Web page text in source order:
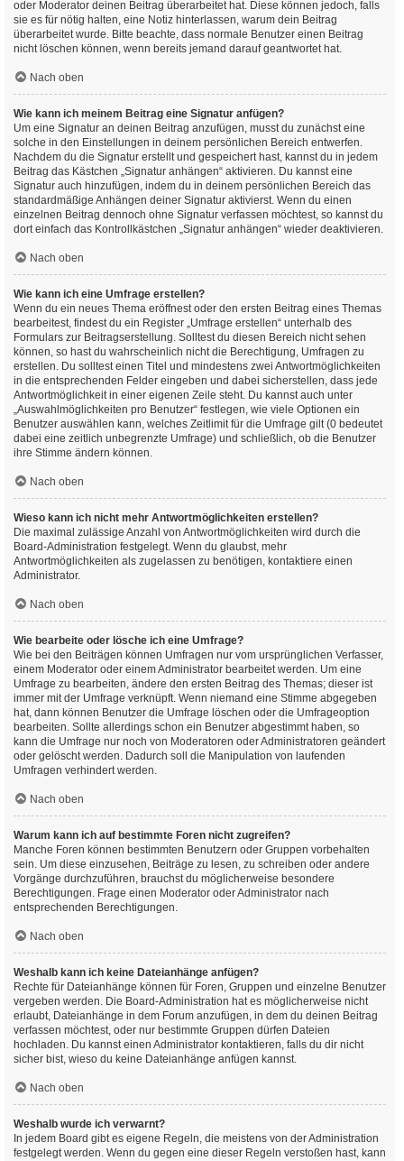
oder Moderator deinen Beitrag überarbeitet hat. Diese können jedoch, falls
sie es für nötig halten, eine Notiz hinterlassen, warum dein Beitrag
überarbeitet wurde. Bitte beachte, dass normale Benutzer einen Beitrag
nicht löschen können, wenn bereits jemand darauf geantwortet hat.
Nach oben
Wie kann ich meinem Beitrag eine Signatur anfügen?
Um eine Signatur an deinen Beitrag anzufügen, musst du zunächst eine
solche in den Einstellungen in deinem persönlichen Bereich entwerfen.
Nachdem du die Signatur erstellt und gespeichert hast, kannst du in jedem
Beitrag das Kästchen „Signatur anhängen“ aktivieren. Du kannst eine
Signatur auch hinzufügen, indem du in deinem persönlichen Bereich das
standardmäßige Anhängen deiner Signatur aktivierst. Wenn du einen
einzelnen Beitrag dennoch ohne Signatur verfassen möchtest, so kannst du
dort einfach das Kontrollkästchen „Signatur anhängen“ wieder deaktivieren.
Nach oben
Wie kann ich eine Umfrage erstellen?
Wenn du ein neues Thema eröffnest oder den ersten Beitrag eines Themas
bearbeitest, findest du ein Register „Umfrage erstellen“ unterhalb des
Formulars zur Beitragserstellung. Solltest du diesen Bereich nicht sehen
können, so hast du wahrscheinlich nicht die Berechtigung, Umfragen zu
erstellen. Du solltest einen Titel und mindestens zwei Antwortmöglichkeiten
in die entsprechenden Felder eingeben und dabei sicherstellen, dass jede
Antwortmöglichkeit in einer eigenen Zeile steht. Du kannst auch unter
„Auswahlmöglichkeiten pro Benutzer“ festlegen, wie viele Optionen ein
Benutzer auswählen kann, welches Zeitlimit für die Umfrage gilt (0 bedeutet
dabei eine zeitlich unbegrenzte Umfrage) und schließlich, ob die Benutzer
ihre Stimme ändern können.
Nach oben
Wieso kann ich nicht mehr Antwortmöglichkeiten erstellen?
Die maximal zulässige Anzahl von Antwortmöglichkeiten wird durch die
Board-Administration festgelegt. Wenn du glaubst, mehr
Antwortmöglichkeiten als zugelassen zu benötigen, kontaktiere einen
Administrator.
Nach oben
Wie bearbeite oder lösche ich eine Umfrage?
Wie bei den Beiträgen können Umfragen nur vom ursprünglichen Verfasser,
einem Moderator oder einem Administrator bearbeitet werden. Um eine
Umfrage zu bearbeiten, ändere den ersten Beitrag des Themas; dieser ist
immer mit der Umfrage verknüpft. Wenn niemand eine Stimme abgegeben
hat, dann können Benutzer die Umfrage löschen oder die Umfrageoption
bearbeiten. Sollte allerdings schon ein Benutzer abgestimmt haben, so
kann die Umfrage nur noch von Moderatoren oder Administratoren geändert
oder gelöscht werden. Dadurch soll die Manipulation von laufenden
Umfragen verhindert werden.
Nach oben
Warum kann ich auf bestimmte Foren nicht zugreifen?
Manche Foren können bestimmten Benutzern oder Gruppen vorbehalten
sein. Um diese einzusehen, Beiträge zu lesen, zu schreiben oder andere
Vorgänge durchzuführen, brauchst du möglicherweise besondere
Berechtigungen. Frage einen Moderator oder Administrator nach
entsprechenden Berechtigungen.
Nach oben
Weshalb kann ich keine Dateianhänge anfügen?
Rechte für Dateianhänge können für Foren, Gruppen und einzelne Benutzer
vergeben werden. Die Board-Administration hat es möglicherweise nicht
erlaubt, Dateianhänge in dem Forum anzufügen, in dem du deinen Beitrag
verfassen möchtest, oder nur bestimmte Gruppen dürfen Dateien
hochladen. Du kannst einen Administrator kontaktieren, falls du dir nicht
sicher bist, wieso du keine Dateianhänge anfügen kannst.
Nach oben
Weshalb wurde ich verwarnt?
In jedem Board gibt es eigene Regeln, die meistens von der Administration
festgelegt werden. Wenn du gegen eine dieser Regeln verstoßen hast, kann